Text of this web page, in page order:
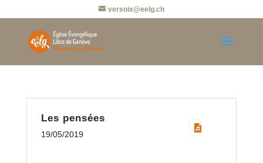
versoix@eelg.ch
Les pensées
19/05/2019